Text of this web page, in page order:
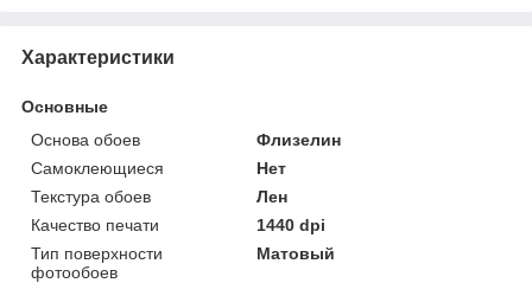
Характеристики
Основные
Основа обоев
Флизелин
Самоклеющиеся
Нет
Текстура обоев
Лен
Качество печати
1440 dpi
Тип поверхности
фотообоев
Матовый